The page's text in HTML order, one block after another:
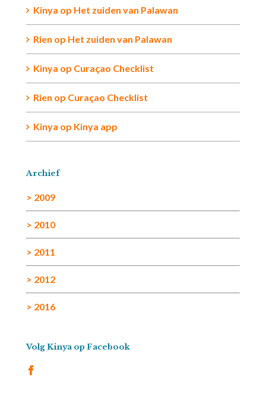
Kinya op Het zuiden van Palawan
Rien op Het zuiden van Palawan
Kinya op Curaçao Checklist
Rien op Curaçao Checklist
Kinya op Kinya app
Archief
> 2009
> 2010
> 2011
> 2012
> 2016
Volg Kinya op Facebook